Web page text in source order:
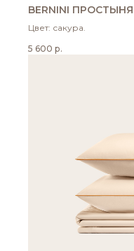
BERNINI
Цвет: сакура.
5 600 р.